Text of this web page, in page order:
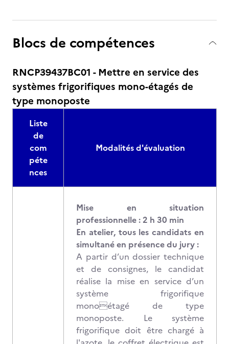
Blocs de compétences
RNCP39437BC01 - Mettre en service des
systèmes frigorifiques mono-étagés de
type monoposte
Liste
de
com
péte
nces
Modalités d'évaluation
Mise en situation
professionnelle : 2 h 30 min
En atelier, tous les candidats en
simultané en présence du jury :
A partir d’un dossier technique
et de consignes, le candidat
réalise la mise en service d’un
système frigorifique
monoétagé de type
monoposte. Le système
frigorifique doit être chargé à